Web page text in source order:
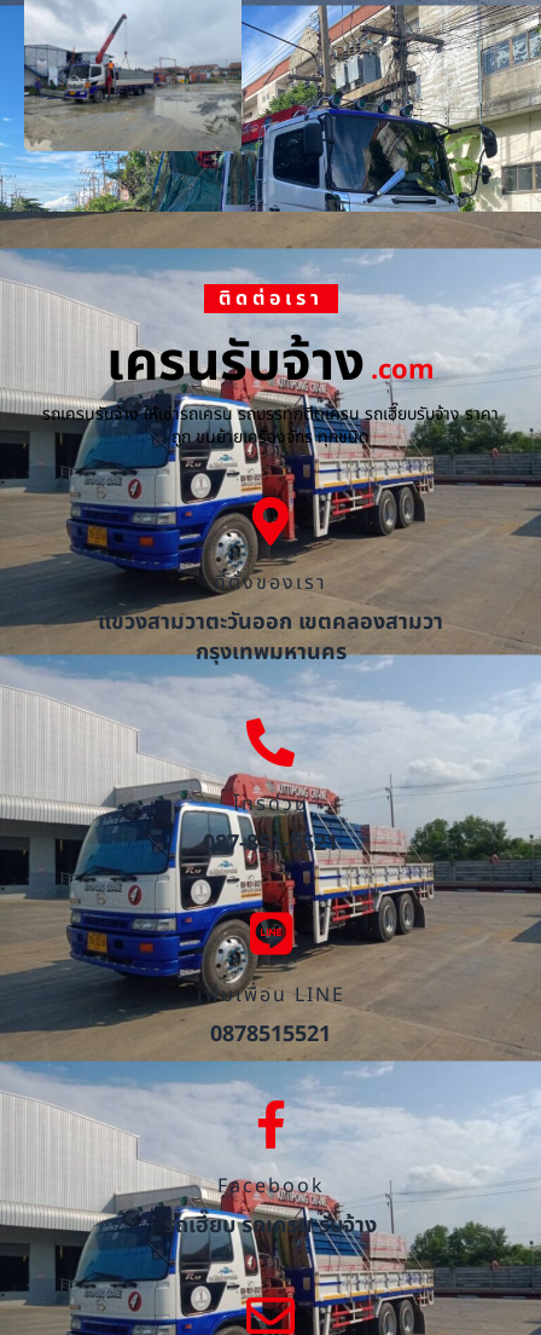
ติดต่อเรา
เครนรับจ้าง.com
รถเครนรับจ้าง ให้เช่ารถเครน รถบรรทุกติดเครน รถเฮี๊ยบรับจ้าง ราคา
ถูก ขนย้ายเครื่องจักร ทุกชนิด
ที่ตั้งของเรา
แขวงสามวาตะวันออก เขตคลองสามวา
กรุงเทพมหานคร
โทรด่วน
087-851-5521
เพิ่มเพื่อน LINE
0878515521
Facebook
รถเฮี๊ยบ รถเครน รับจ้าง